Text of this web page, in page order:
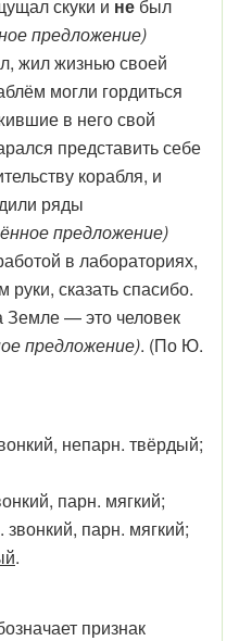
скуки и не был
предложение)
жил жизнью своей
могли гордиться
в него свой
представить себе
корабля, и
ряды
предложение)
в лабораториях,
сказать спасибо.
Земле — это человек
предложение). (По Ю.
непарн. твёрдый;
парн. мягкий;
звонкий, парн. мягкий;
.
признак